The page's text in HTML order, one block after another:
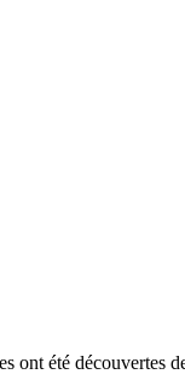
ont été découvertes